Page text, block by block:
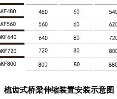
梳齿式桥梁伸缩装置安装示意图